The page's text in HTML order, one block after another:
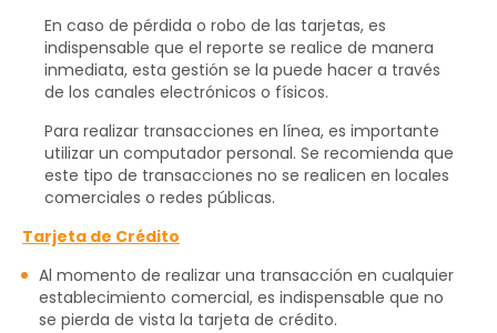
En caso de pérdida o robo de las tarjetas, es
indispensable que el reporte se realice de manera
inmediata, esta gestión se la puede hacer a través
de los canales electrónicos o físicos.
Para realizar transacciones en línea, es importante
utilizar un computador personal. Se recomienda que
este tipo de transacciones no se realicen en locales
comerciales o redes públicas.
Tarjeta de Crédito
Al momento de realizar una transacción en cualquier
establecimiento comercial, es indispensable que no
se pierda de vista la tarjeta de crédito.